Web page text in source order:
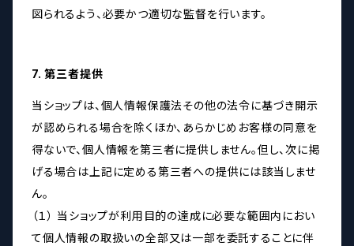
図られるよう、必要かつ適切な監督を行います。
7. 第三者提供
当ショップは、個人情報保護法その他の法令に基づき開示
が認められる場合を除くほか、あらかじめお客様の同意を
得ないで、個人情報を第三者に提供しません。但し、次に掲
げる場合は上記に定める第三者への提供には該当しませ
ん。
（１） 当ショップが利用目的の達成に必要な範囲内におい
て個人情報の取扱いの全部又は一部を委託することに伴